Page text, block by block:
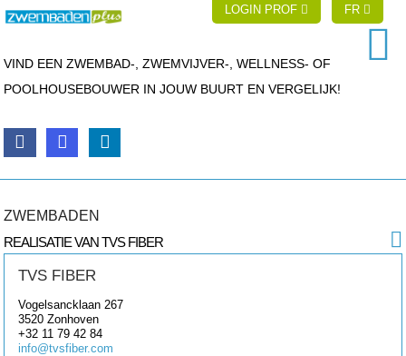
LOGIN PROF FR
VIND EEN ZWEMBAD-, ZWEMVIJVER-, WELLNESS- OF
POOLHOUSEBOUWER IN JOUW BUURT EN VERGELIJK!
ZWEMBADEN
REALISATIE VAN TVS FIBER
TVS FIBER
Vogelsancklaan 267
3520 Zonhoven
+32 11 79 42 84
info@tvsfiber.com